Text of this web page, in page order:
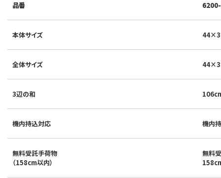
品番
本体サイズ
全体サイズ
3辺の和
機内持込対応 機内
無料受託手荷物
（158cm以内）
無料